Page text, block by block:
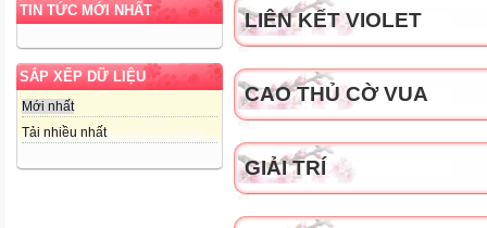
TIN TỨC MỚI NHẤT
SẮP XẾP DỮ LIỆU
Mới nhất
Tải nhiều nhất
LIÊN KẾT VIOLET
CAO THỦ CỜ VUA
GIẢI TRÍ